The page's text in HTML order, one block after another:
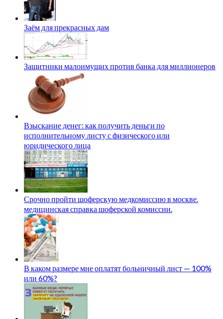
Заём для прекрасных дам
Защитники малоимущих против банка для миллионеров
Взыскание денег: как получить деньги по
исполнительному листу с физического или
юридического лица
Срочно пройти шоферскую медкомиссию в москве.
медицинская справка шоферской комиссии.
В каком размере мне оплатят больничный лист — 100%
или 60%?